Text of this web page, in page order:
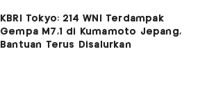
KBRI Tokyo: 214 WNI Terdampak
Gempa M7,1 di Kumamoto Jepang,
Bantuan Terus Disalurkan